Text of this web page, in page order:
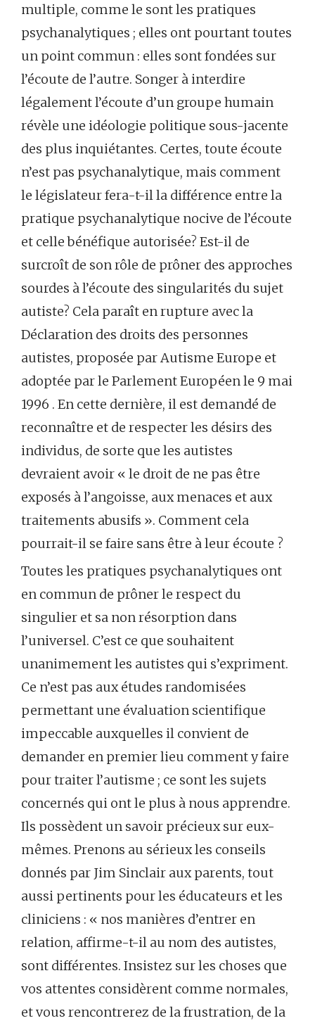
multiple, comme le sont les pratiques
psychanalytiques ; elles ont pourtant toutes
un point commun : elles sont fondées sur
l’écoute de l’autre. Songer à interdire
légalement l’écoute d’un groupe humain
révèle une idéologie politique sous-jacente
des plus inquiétantes. Certes, toute écoute
n’est pas psychanalytique, mais comment
le législateur fera-t-il la différence entre la
pratique psychanalytique nocive de l’écoute
et celle bénéfique autorisée? Est-il de
surcroît de son rôle de prôner des approches
sourdes à l’écoute des singularités du sujet
autiste? Cela paraît en rupture avec la
Déclaration des droits des personnes
autistes, proposée par Autisme Europe et
adoptée par le Parlement Européen le 9 mai
1996 . En cette dernière, il est demandé de
reconnaître et de respecter les désirs des
individus, de sorte que les autistes
devraient avoir « le droit de ne pas être
exposés à l’angoisse, aux menaces et aux
traitements abusifs ». Comment cela
pourrait-il se faire sans être à leur écoute ?
Toutes les pratiques psychanalytiques ont
en commun de prôner le respect du
singulier et sa non résorption dans
l’universel. C’est ce que souhaitent
unanimement les autistes qui s’expriment.
Ce n’est pas aux études randomisées
permettant une évaluation scientifique
impeccable auxquelles il convient de
demander en premier lieu comment y faire
pour traiter l’autisme ; ce sont les sujets
concernés qui ont le plus à nous apprendre.
Ils possèdent un savoir précieux sur eux-
mêmes. Prenons au sérieux les conseils
donnés par Jim Sinclair aux parents, tout
aussi pertinents pour les éducateurs et les
cliniciens : « nos manières d’entrer en
relation, affirme-t-il au nom des autistes,
sont différentes. Insistez sur les choses que
vos attentes considèrent comme normales,
et vous rencontrerez de la frustration, de la